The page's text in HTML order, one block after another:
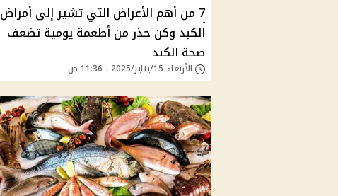
7 من أهم الأعراض التي تشير إلى أمراض
الكبد وكن حذر من أطعمة يومية تضعف
صحة الكبد
الأربعاء 15/يناير/2025 - 11:36 ص